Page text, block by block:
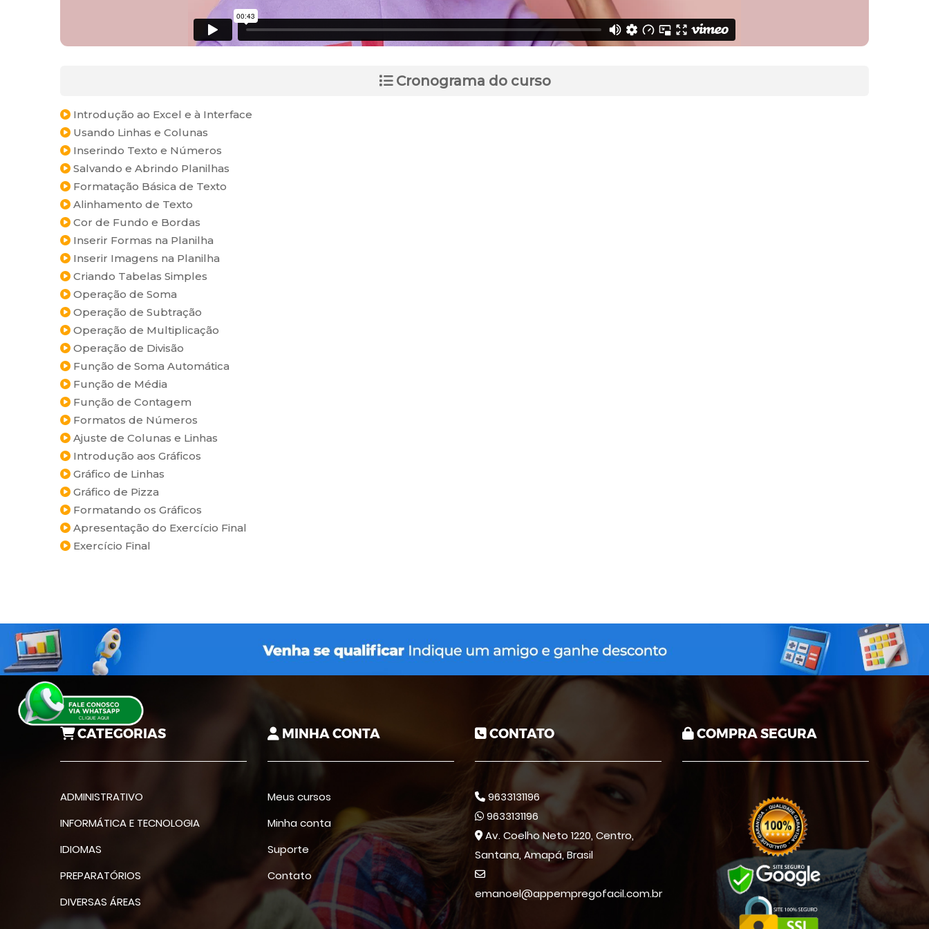
Cronograma do curso
Introdução ao Excel e à Interface
Usando Linhas e Colunas
Inserindo Texto e Números
Salvando e Abrindo Planilhas
Formatação Básica de Texto
Alinhamento de Texto
Cor de Fundo e Bordas
Inserir Formas na Planilha
Inserir Imagens na Planilha
Criando Tabelas Simples
Operação de Soma
Operação de Subtração
Operação de Multiplicação
Operação de Divisão
Função de Soma Automática
Função de Média
Função de Contagem
Formatos de Números
Ajuste de Colunas e Linhas
Introdução aos Gráficos
Gráfico de Linhas
Gráfico de Pizza
Formatando os Gráficos
Apresentação do Exercício Final
Exercício Final
CATEGORIAS
ADMINISTRATIVO
INFORMÁTICA E TECNOLOGIA
IDIOMAS
PREPARATÓRIOS
DIVERSAS ÁREAS
MINHA CONTA
Meus cursos
Minha conta
Suporte
Contato
CONTATO
9633131196
9633131196
Av. Coelho Neto 1220, Centro,
Santana, Amapá, Brasil
emanoel@appempregofacil.com.br
COMPRA SEGURA